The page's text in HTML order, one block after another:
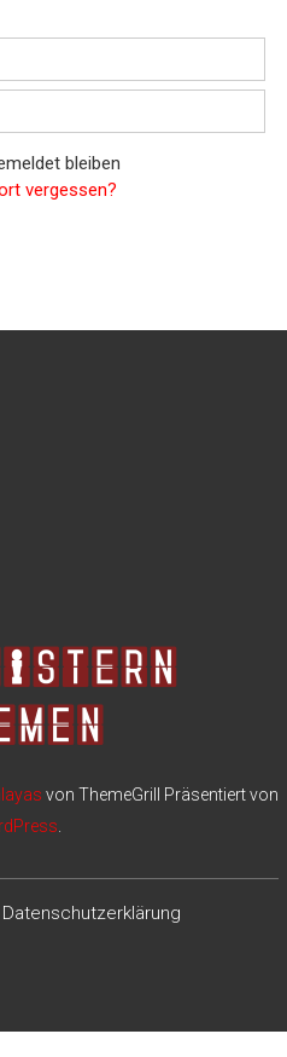
bleiben
vergessen?
von ThemeGrill Präsentiert von
Datenschutzerklärung